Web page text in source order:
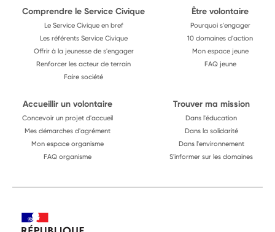
Comprendre le Service Civique
Le Service Civique en bref
Les référents Service Civique
Offrir à la jeunesse de s'engager
Renforcer les acteur de terrain
Faire société
Être volontaire
Pourquoi s'engager
10 domaines d'action
Mon espace jeune
FAQ jeune
Accueillir un volontaire
Concevoir un projet d'accueil
Mes démarches d'agrément
Mon espace organisme
FAQ organisme
Trouver ma mission
Dans l'éducation
Dans la solidarité
Dans l'environnement
S'informer sur les domaines